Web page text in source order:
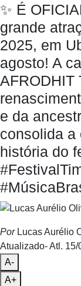
✨ É
grande
2025, em
agosto! A
AFRODHIT
e da
consolida a
história do
PorLucas Aurélio
Atualizado- Atl. 15/
A-
A+